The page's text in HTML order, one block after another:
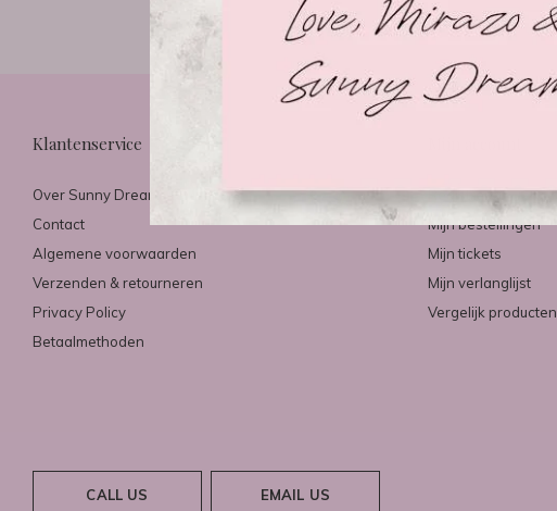
Klantenservice
Over Sunny Dreams & Mirazo
Contact
Algemene voorwaarden
Verzenden & retourneren
Privacy Policy
Betaalmethoden
Registreren
Mijn bestellingen
Mijn tickets
Mijn verlanglijst
Vergelijk producten
CALL US EMAIL US